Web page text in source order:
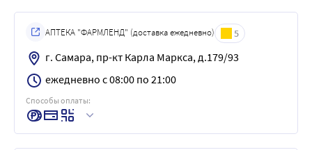
АПТЕКА "ФАРМЛЕНД" (доставка ежедневно) 5
г. Самара, пр-кт Карла Маркса, д.179/93
ежедневно с 08:00 по 21:00
Способы оплаты: